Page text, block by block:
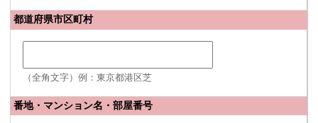
都道府県市区町村
（全角文字）例：東京都港区芝
番地・マンション名・部屋番号